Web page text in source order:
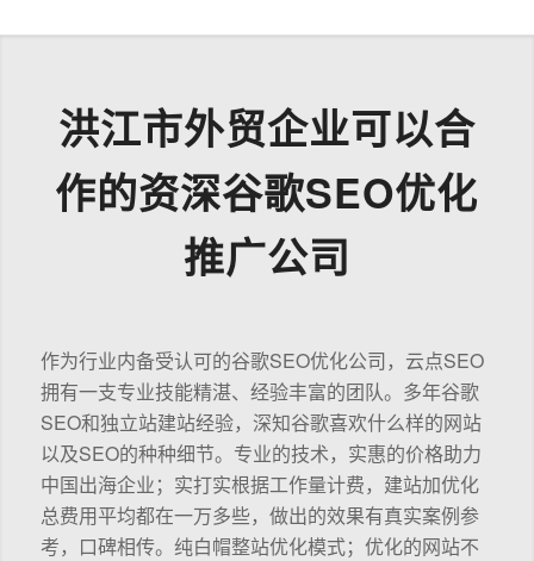
洪江市外贸企业可以合
作的资深谷歌SEO优化
推广公司
作为行业内备受认可的谷歌SEO优化公司，云点SEO
拥有一支专业技能精湛、经验丰富的团队。多年谷歌
SEO和独立站建站经验，深知谷歌喜欢什么样的网站
以及SEO的种种细节。专业的技术，实惠的价格助力
中国出海企业；实打实根据工作量计费，建站加优化
总费用平均都在一万多些，做出的效果有真实案例参
考，口碑相传。纯白帽整站优化模式；优化的网站不